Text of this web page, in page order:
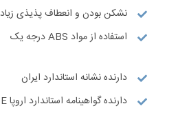
نشکن بودن و انعطاف پذیذی زیاد
استفاده از مواد ABS درجه یک
دارنده نشانه استاندارد ایران
دارنده گواهینامه استاندارد اروپا CE